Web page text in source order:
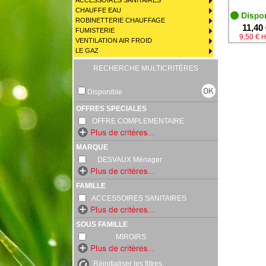
RECHERCHE MULTICRITÈRES
Disponible
OFFRES SPECIALES
OFFRE COMPLEMENTAIRE
MARQUE
DESVAUX Ménager
FAMILLE
ACCESSOIRES SANITAIRES
SOUS FAMILLE
MIROIRS
Réinitialiser les filtres.
11,40
9,50 €
CHAUFFE EAU
ROBINETTERIE CHAUFFAGE
FUMISTERIE
VENTILATION AIR FROID
LE GAZ